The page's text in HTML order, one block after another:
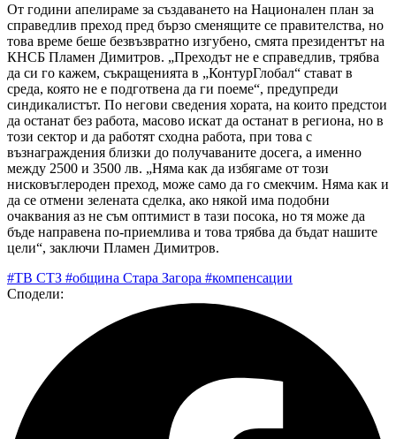
От години апелираме за създаването на Национален план за
справедлив преход пред бързо сменящите се правителства, но
това време беше безвъзвратно изгубено, смята президентът на
КНСБ Пламен Димитров. „Преходът не е справедлив, трябва
да си го кажем, съкращенията в „КонтурГлобал“ стават в
среда, която не е подготвена да ги поеме“, предупреди
синдикалистът. По негови сведения хората, на които предстои
да останат без работа, масово искат да останат в региона, но в
този сектор и да работят сходна работа, при това с
възнаграждения близки до получаваните досега, а именно
между 2500 и 3500 лв. „Няма как да избягаме от този
нисковъглероден преход, може само да го смекчим. Няма как и
да се отмени зелената сделка, ако някой има подобни
очаквания аз не съм оптимист в тази посока, но тя може да
бъде направена по-приемлива и това трябва да бъдат нашите
цели“, заключи Пламен Димитров.
#ТВ СТЗ #община Стара Загора #компенсации
Сподели: